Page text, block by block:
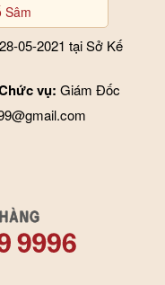
Sâm
05-2021 tại Sở Kế
vụ: Giám Đốc